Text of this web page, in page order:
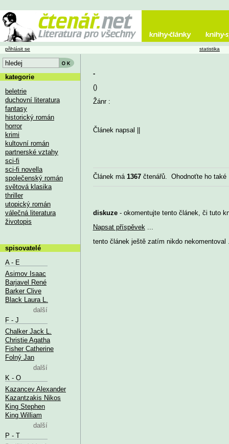
-
()
Žánr :
Článek napsal
Článek má 1367čtenářů. Ohodnoťte ho
diskuze- okomentujte tento článek, či tuto
Napsat příspěvek
tento článek ještě zatím nikdo nekomentoval
přihlásit se statistika
kategorie
beletrie
duchovní literatura
fantasy
historický román
horror
krimi
kultovní román
partnerské vztahy
sci-fi
sci-fi novella
společenský román
světová klasika
thriller
utopický román
válečná literatura
životopis
spisovatelé
A - E
Asimov Isaac
Barjavel René
Barker Clive
Black Laura L.
další
F - J
Chalker Jack L.
Christie Agatha
Fisher Catherine
Folný Jan
další
K - O
Kazancev Alexander
Kazantzakis Nikos
King Stephen
King William
další
P - T